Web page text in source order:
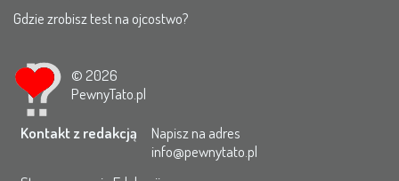
Gdzie zrobisz test na ojcostwo?
© 2026
PewnyTato.pl
Kontakt z redakcją
Napisz na adres
info@pewnytato.pl